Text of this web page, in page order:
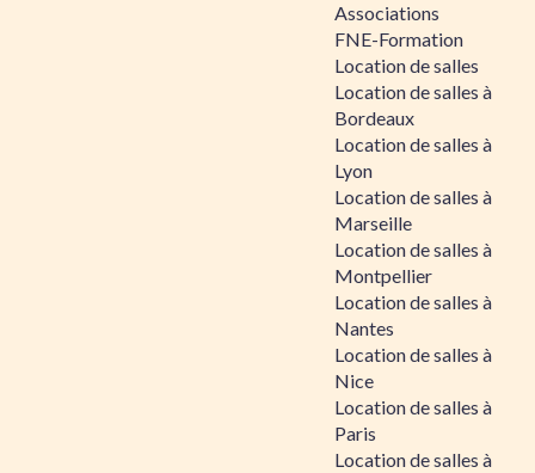
Associations
FNE-Formation
Location de salles
Location de salles à
Bordeaux
Location de salles à
Lyon
Location de salles à
Marseille
Location de salles à
Montpellier
Location de salles à
Nantes
Location de salles à
Nice
Location de salles à
Paris
Location de salles à